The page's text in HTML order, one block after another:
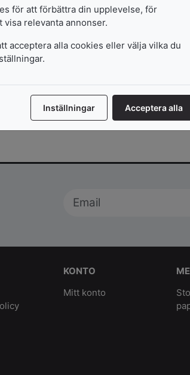
mm, Guld
134kr
KONTO
Mitt konto
för att förbättra din upplevelse, för
visa relevanta annonser.
acceptera alla cookies eller välja vilka du
Inställningar Acceptera alla